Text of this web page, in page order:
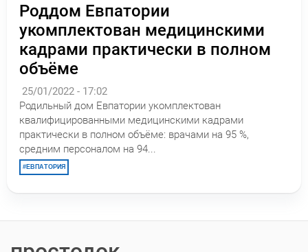
Роддом Евпатории
укомплектован медицинскими
кадрами практически в полном
объёме
25/01/2022 - 17:02
Родильный дом Евпатории укомплектован
квалифицированными медицинскими кадрами
практически в полном объёме: врачами на 95 %,
средним персоналом на 94...
ЕВПАТОРИЯ